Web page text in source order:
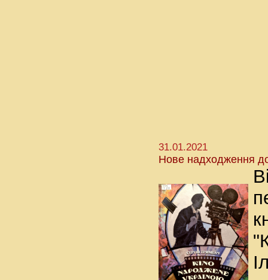
31.01.2021
Нове надходження